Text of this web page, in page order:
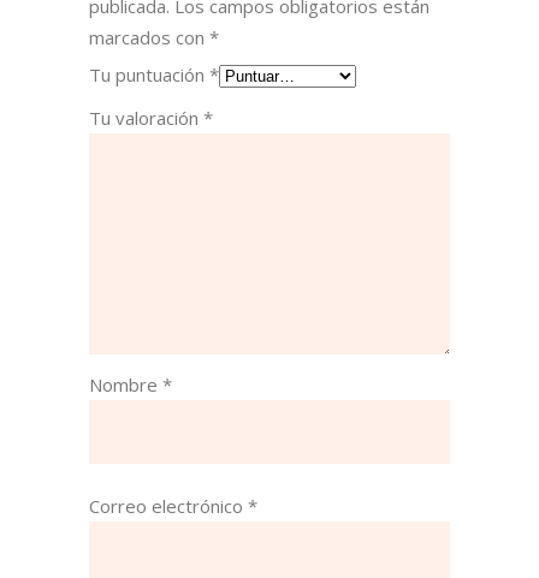
publicada. Los campos obligatorios están
marcados con *
Tu puntuación *
Tu valoración *
Nombre *
Correo electrónico *